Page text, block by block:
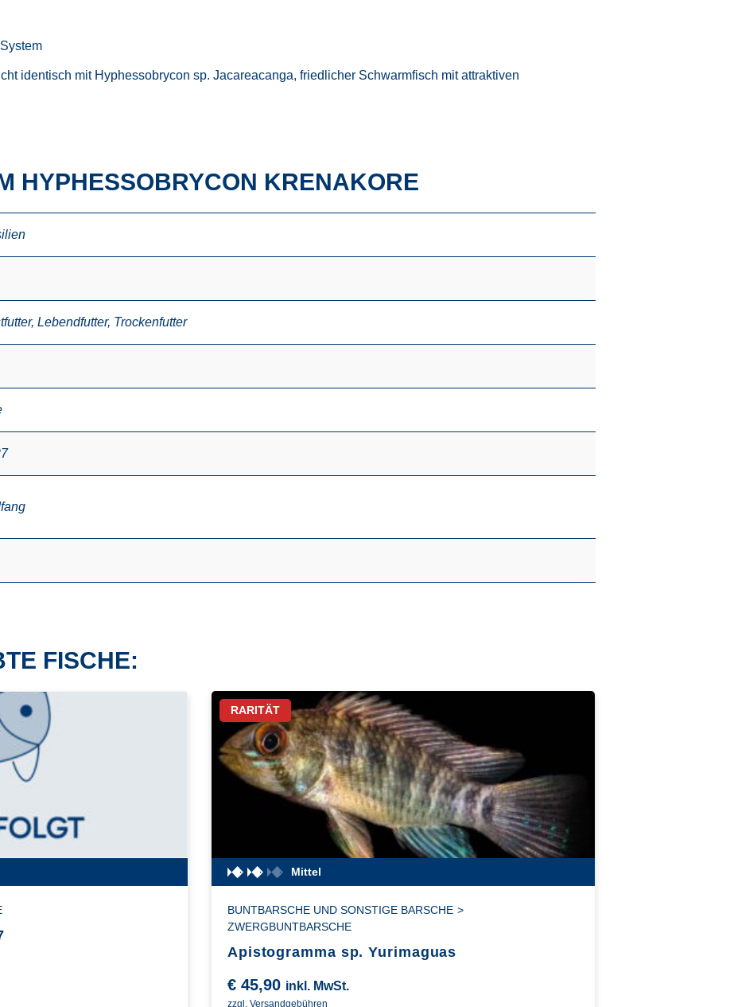
identisch mit Hyphessobrycon sp. Jacareacanga, friedlicher Schwarmfisch mit attraktiven
HYPHESSOBRYCON KRENAKORE
, Lebendfutter, Trockenfutter
FISCHE:
RARITÄT
Mittel
BUNTBARSCHE UND SONSTIGE BARSCHE >
ZWERGBUNTBARSCHE
Apistogramma sp. Yurimaguas
€45,90 inkl. MwSt.
zzgl. Versandgebühren